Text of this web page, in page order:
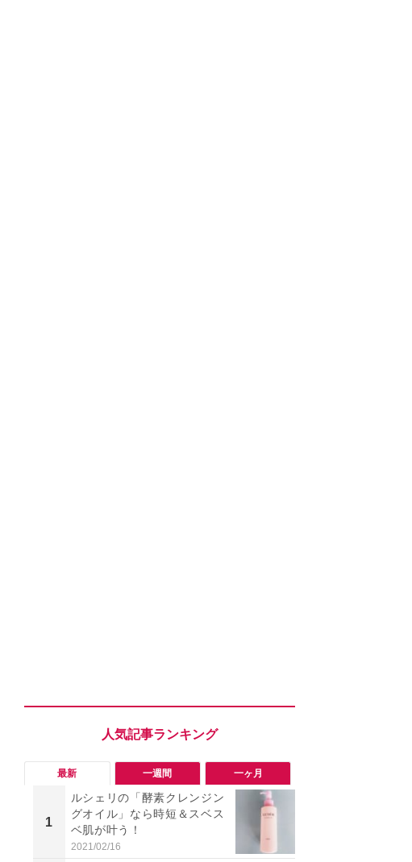
最新 一週間 一ヶ月
1
ルシェリの「酵素クレンジン
グオイル」なら時短＆スベス
ベ肌が叶う！
2021/02/16